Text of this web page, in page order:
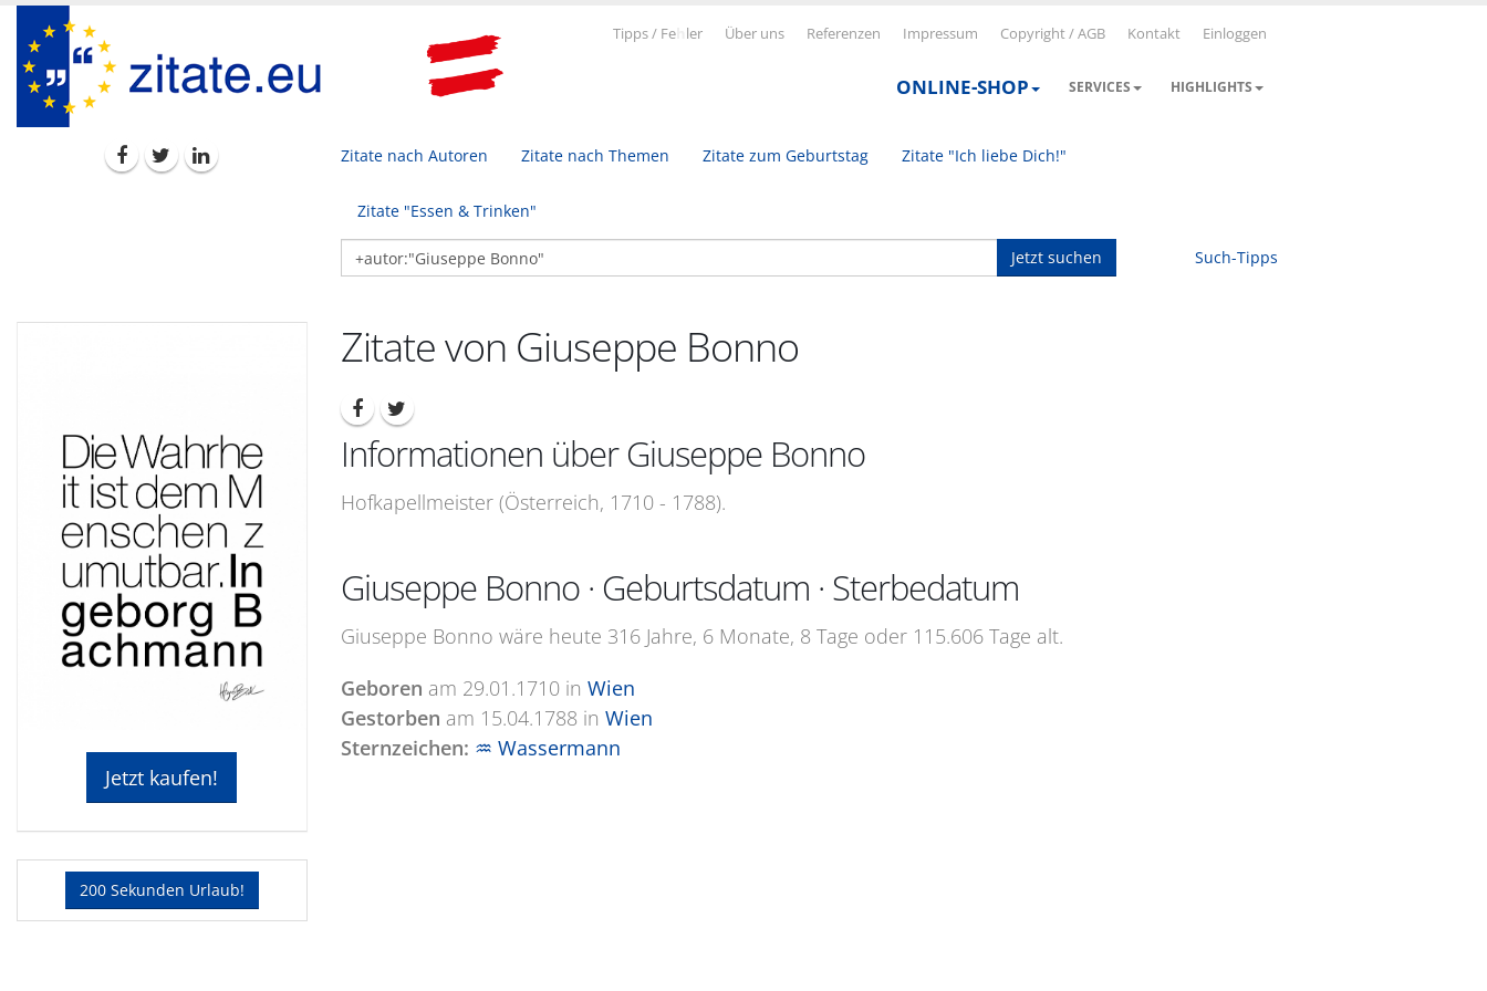
Tipps / Fe ler Über uns Referenzen Impressum Copyright / AGB Kontakt Einloggen
ONLINE-SHOP SERVICES HIGHLIGHTS
Zitate nach Autoren Zitate nach Themen Zitate zum Geburtstag Zitate "Ich liebe Dich!"
Zitate "Essen & Trinken"
Jetzt suchen Such-Tipps
Jetzt kaufen!
200 Sekunden Urlaub!
Zitate von Giuseppe Bonno
Informationen über Giuseppe Bonno
Hofkapellmeister (Österreich, 1710 - 1788).
Giuseppe Bonno · Geburtsdatum · Sterbedatum
Giuseppe Bonno wäre heute 316 Jahre, 6 Monate, 8 Tage oder 115.606 Tage alt.
Geboren am 29.01.1710in Wien
Gestorben am 15.04.1788 in Wien
Sternzeichen: ♒ Wassermann